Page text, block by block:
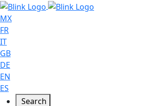
MX
FR
IT
GB
DE
EN
ES
Search